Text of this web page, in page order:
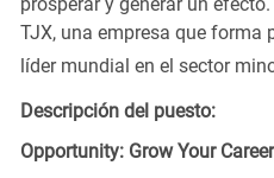
TJX, una empresa que forma
líder mundial en el sector
Descripción del puesto:
Opportunity: Grow Your Career